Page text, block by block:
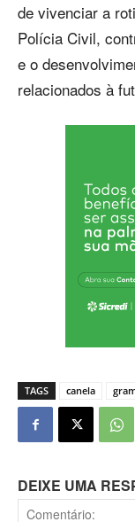
de vivenciar a
Polícia Civil,
e o
relacionados à
TAGS canela
DEIXE UMA